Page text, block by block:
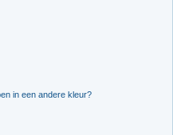
in een andere kleur?